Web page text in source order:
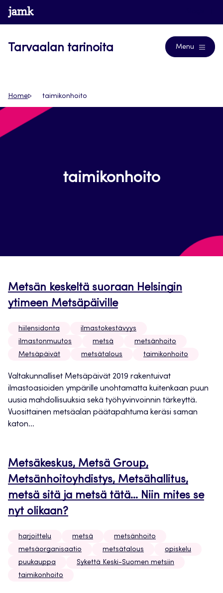
Siirry
suoraan
www.jamk.fi
Tarvaalan tarinoita Menu
Home taimikonhoito
taimikonhoito
Metsän keskeltä suoraan Helsingin
ytimeen Metsäpäiville
hiilensidonta
ilmastokestävyys
ilmastonmuutos
metsä
metsänhoito
Metsäpäivät
metsätalous taimikonhoito
Valtakunnalliset Metsäpäivät 2019 rakentuivat
ilmastoasioiden ympärille unohtamatta kuitenkaan puun
uusia mahdollisuuksia sekä työhyvinvoinnin tärkeyttä.
Vuosittainen metsäalan päätapahtuma keräsi saman
katon...
Metsäkeskus, Metsä Group,
Metsänhoitoyhdistys, Metsähallitus,
metsä sitä ja metsä tätä… Niin mites se
nyt olikaan?
harjoittelu metsä
metsänhoito
metsäorganisaatio
metsätalous
opiskelu
puukauppa
Sykettä Keski-Suomen metsiin
taimikonhoito